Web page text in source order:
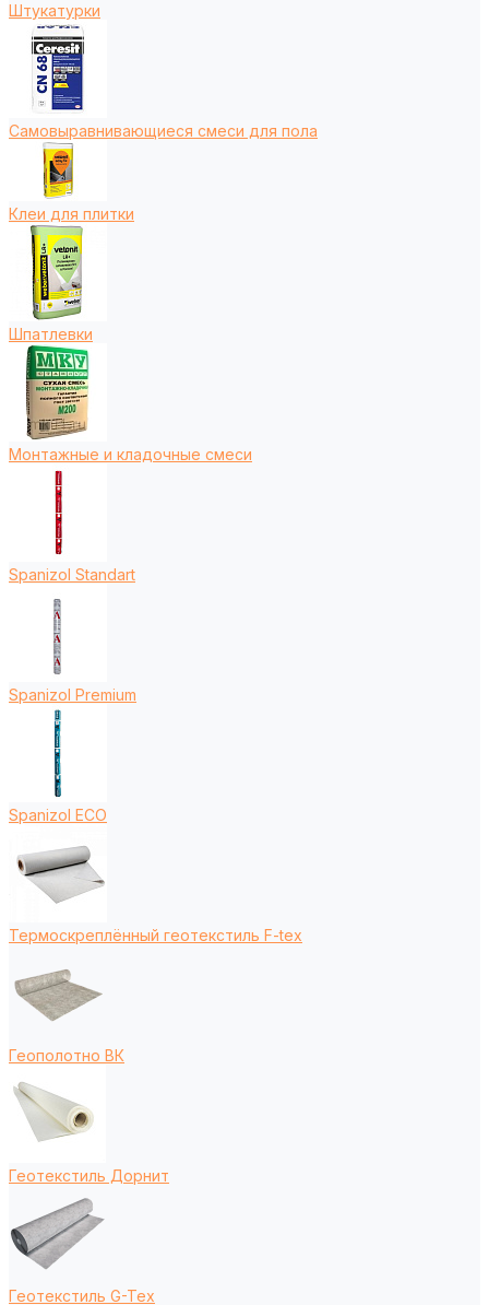
Штукатурки
Самовыравнивающиеся смеси для пола
Клеи для плитки
Шпатлевки
Монтажные и кладочные смеси
Spanizol Standart
Spanizol Premium
Spanizol ECO
Термоскреплённый геотекстиль F-tex
Геополотно ВК
Геотекстиль Дорнит
Геотекстиль G-Tex